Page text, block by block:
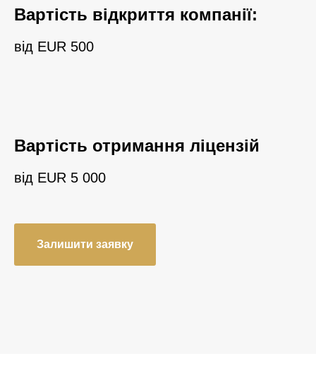
Вартість відкриття компанії:
від EUR 500
Вартість отримання ліцензій
від EUR 5 000
Залишити заявку